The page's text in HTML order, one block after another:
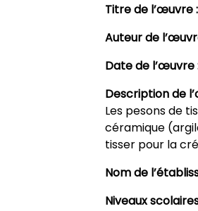
Titre de l’œuvre :
Auteur de
Date de l’œuvre
Description de
Les pesons de
céramique
tisser pour la
Nom de
Niveaux